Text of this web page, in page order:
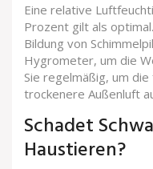
Eine relative
Prozent gilt als
Bildung von
Hygrometer, um die
Sie regelmäßig, um
trockenere Außenluft
Schadet
Haustieren?